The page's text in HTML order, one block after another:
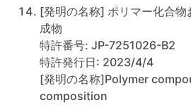
[発明の名称] ポリマー化合物
成物
特許番号: JP-7251026-B2
特許発行日: 2023/4/4
[発明の名称]Polymer
composition